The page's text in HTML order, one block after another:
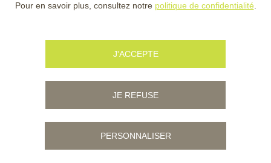
Pour en savoir plus, consultez notre politique de confidentialité
J'ACCEPTE
JE REFUSE
PERSONNALISER